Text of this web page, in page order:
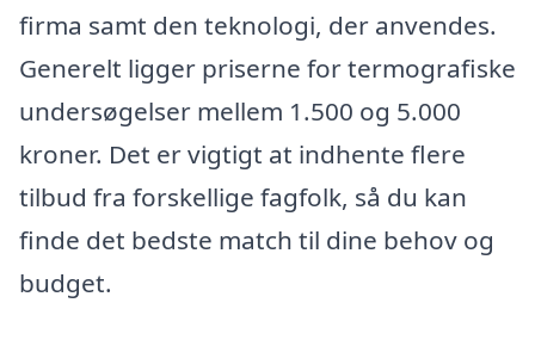
firma samt den teknologi, der anvendes.
Generelt ligger priserne for termografiske
undersøgelser mellem 1.500 og 5.000
kroner. Det er vigtigt at indhente flere
tilbud fra forskellige fagfolk, så du kan
finde det bedste match til dine behov og
budget.